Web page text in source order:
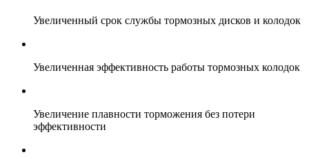
Увеличенный срок службы тормозных дисков и колодок
Увеличенная эффективность работы тормозных колодок
Увеличение плавности торможения без потери
эффективности